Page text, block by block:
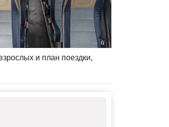
и план поездки,